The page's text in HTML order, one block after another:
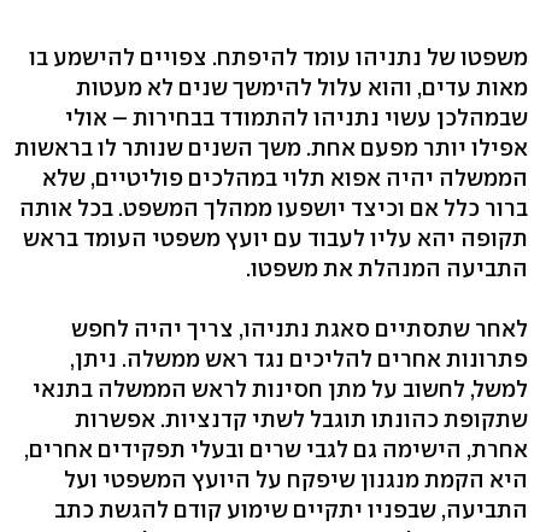
משפטו של נתניהו עומד להיפתח. צפויים להישמע בו
מאות עדים, והוא עלול להימשך שנים לא מעטות
שבמהלכן עשוי נתניהו להתמודד בבחירות – אולי
אפילו יותר מפעם אחת. משך השנים שנותר לו בראשות
הממשלה יהיה אפוא תלוי במהלכים פוליטיים, שלא
ברור כלל אם וכיצד יושפעו ממהלך המשפט. בכל אותה
תקופה יהא עליו לעבוד עם יועץ משפטי העומד בראש
התביעה המנהלת את משפטו.
לאחר שתסתיים סאגת נתניהו, צריך יהיה לחפש
פתרונות אחרים להליכים נגד ראש ממשלה. ניתן,
למשל, לחשוב על מתן חסינות לראש הממשלה בתנאי
שתקופת כהונתו תוגבל לשתי קדנציות. אפשרות
אחרת, הישימה גם לגבי שרים ובעלי תפקידים אחרים,
היא הקמת מנגנון שיפקח על היועץ המשפטי ועל
התביעה, שבפניו יתקיים שימוע קודם להגשת כתב